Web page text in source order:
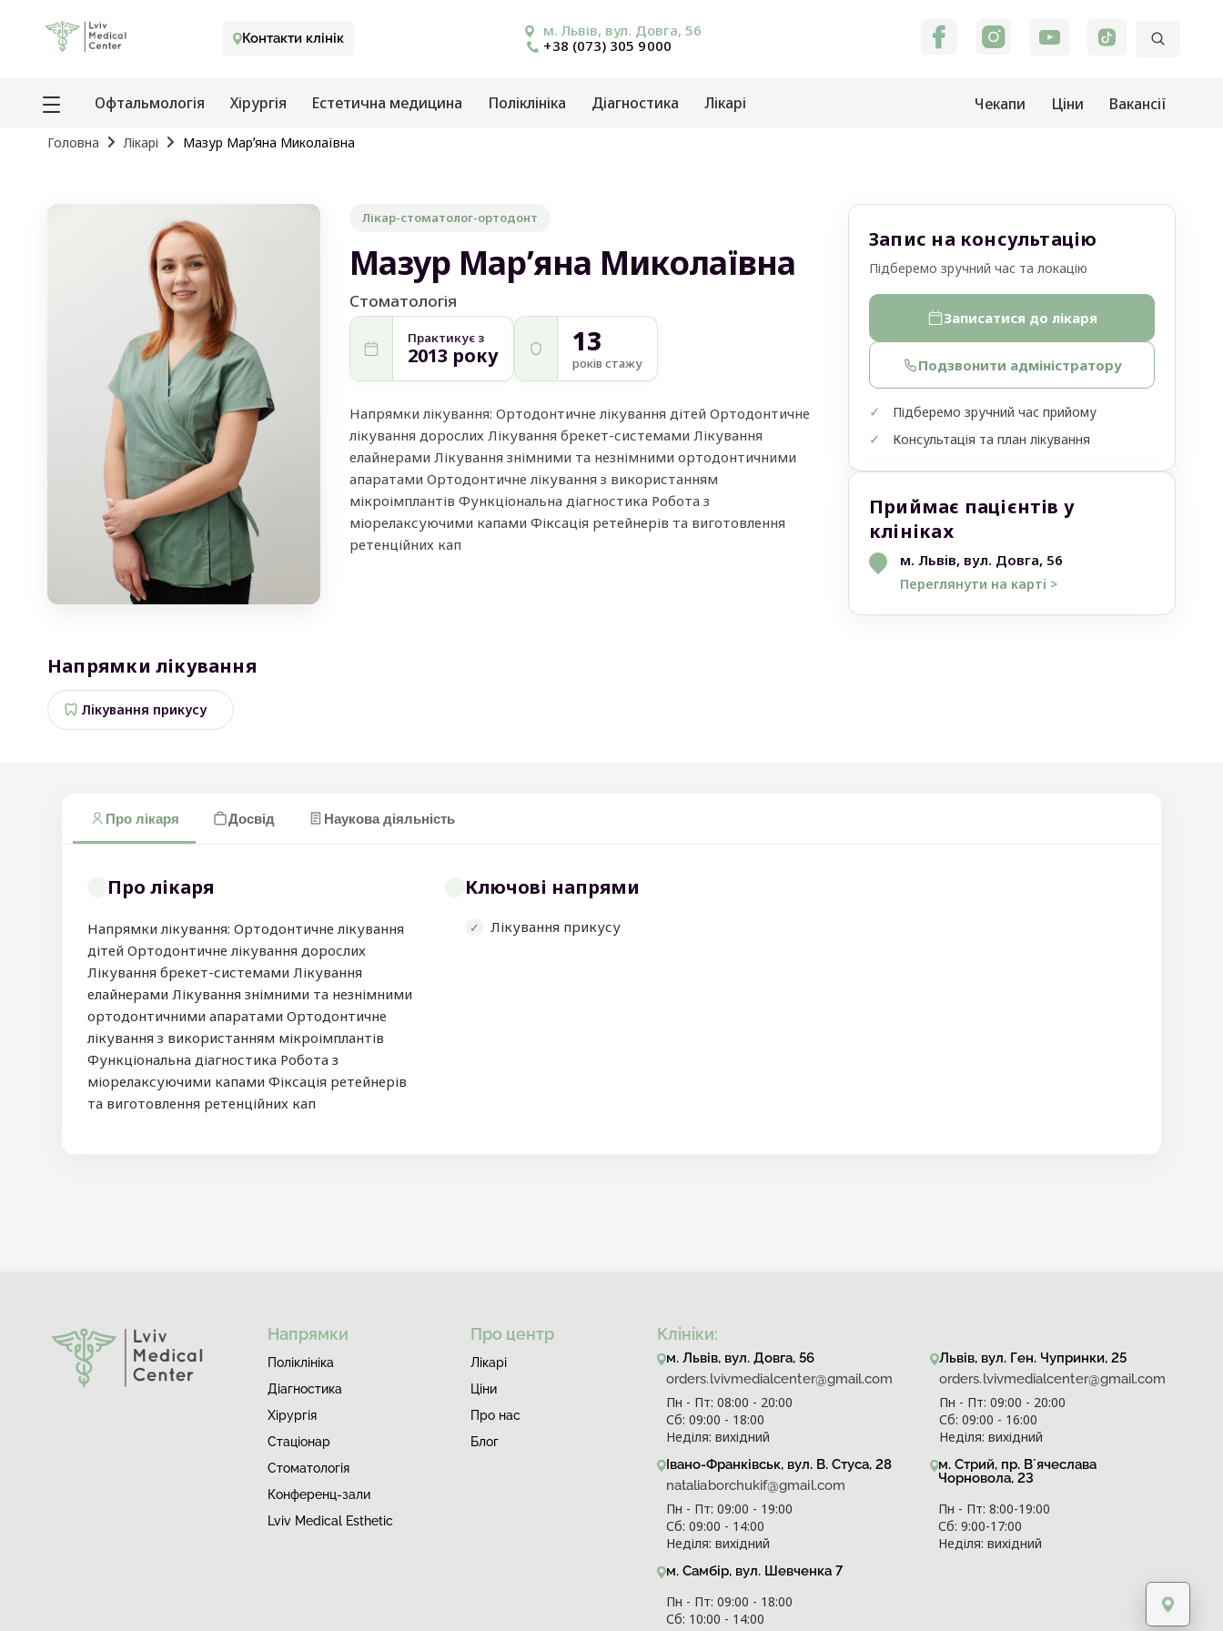
Контакти клінік
м. Львів, вул. Довга, 56
+38 (073) 305 9000
Офтальмологія Хірургія Естетична медицина Поліклініка Діагностика Лікарі Чекапи Ціни Вакансії
Головна Лікарі Мазур Марʼяна Миколаївна
Лікар-стоматолог-ортодонт
Мазур Марʼяна Миколаївна
Стоматологія
Практикує з
2013 року 13
років стажу
Напрямки лікування: Ортодонтичне лікування дітей Ортодонтичне
лікування дорослих Лікування брекет-системами Лікування
елайнерами Лікування знімними та незнімними ортодонтичними
апаратами Ортодонтичне лікування з використанням
мікроімплантів Функціональна діагностика Робота з
міорелаксуючими капами Фіксація ретейнерів та виготовлення
ретенційних кап
Напрямки лікування
Лікування прикусу
Запис на консультацію
Підберемо зручний час та локацію
Записатися до лікаря
Подзвонити адміністратору
Підберемо зручний час прийому
Консультація та план лікування
Приймає пацієнтів у
клініках
м. Львів, вул. Довга, 56
Переглянути на карті >
Про лікаря Досвід Наукова діяльність
Про лікаря
Напрямки лікування: Ортодонтичне лікування
дітей Ортодонтичне лікування дорослих
Лікування брекет-системами Лікування
елайнерами Лікування знімними та незнімними
ортодонтичними апаратами Ортодонтичне
лікування з використанням мікроімплантів
Функціональна діагностика Робота з
міорелаксуючими капами Фіксація ретейнерів
та виготовлення ретенційних кап
Ключові напрями
Лікування прикусу
Напрямки
Поліклініка
Діагностика
Хірургія
Стаціонар
Стоматологія
Конференц-зали
Lviv Medical Esthetic
Про центр
Лiкарi
Ціни
Про нас
Блог
Клініки:
м. Львів, вул. Довга, 56
orders.lvivmedialcenter@gmail.com
Пн - Пт: 08:00 - 20:00
Сб: 09:00 - 18:00
Неділя: вихідний
Львів, вул. Ген. Чупринки, 25
orders.lvivmedialcenter@gmail.com
Пн - Пт: 09:00 - 20:00
Сб: 09:00 - 16:00
Неділя: вихідний
Івано-Франківськ, вул. В. Стуса, 28
nataliaborchukif@gmail.com
Пн - Пт: 09:00 - 19:00
Сб: 09:00 - 14:00
Неділя: вихідний
м. Стрий, пр. Вʼячеслава
Чорновола, 23
Пн - Пт: 8:00-19:00
Сб: 9:00-17:00
Неділя: вихідний
м. Самбір, вул. Шевченка 7
Пн - Пт: 09:00 - 18:00
Сб: 10:00 - 14:00